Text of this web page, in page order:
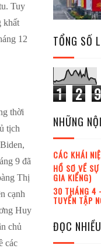
Tuy
khất
12
thời
tịch
9 đã
Thị
cạnh
Huy
chủ
các
TỔNG SỐ
1 2
NHỮNG
CÁC KHÁI
HỒ SƠ VỀ
GIA KIỂNG)
30 THÁNG 4
TUYỂN TẬP
ĐỌC